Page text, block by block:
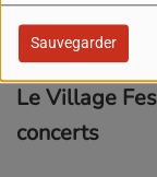
Sauvegarder
Le Village
concerts